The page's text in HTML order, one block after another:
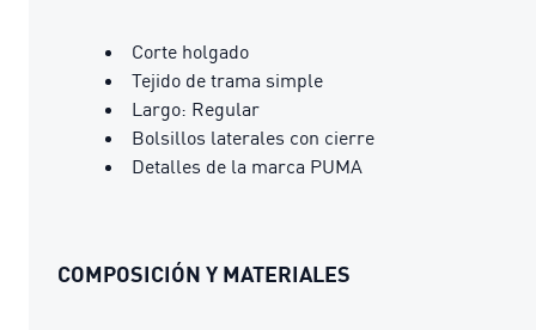
Corte holgado
Tejido de trama simple
Largo: Regular
Bolsillos laterales con cierre
Detalles de la marca PUMA
COMPOSICIÓN Y MATERIALES